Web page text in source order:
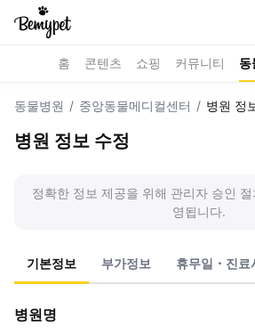
홈 콘텐츠 쇼핑 커뮤니티 동
동물병원 / 중앙동물메디컬센터 / 병원 정
병원 정보 수정
정확한 정보 제공을 위해 관리자 승인
영됩니다.
기본정보 부가정보 휴무일・진료
병원명